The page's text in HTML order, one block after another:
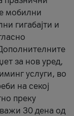
мобилни
гигабајти и
за нов уред,
услуги, во
на секој
преку
30 дена од